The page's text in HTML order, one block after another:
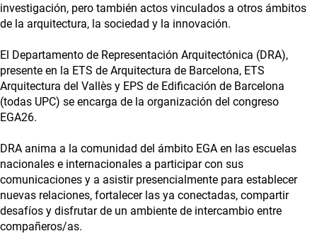
investigación, pero también actos vinculados a otros ámbitos
de la arquitectura, la sociedad y la innovación.
El Departamento de Representación Arquitectónica (DRA),
presente en la ETS de Arquitectura de Barcelona, ETS
Arquitectura del Vallès y EPS de Edificación de Barcelona
(todas UPC) se encarga de la organización del congreso
EGA26.
DRA anima a la comunidad del ámbito EGA en las escuelas
nacionales e internacionales a participar con sus
comunicaciones y a asistir presencialmente para establecer
nuevas relaciones, fortalecer las ya conectadas, compartir
desafíos y disfrutar de un ambiente de intercambio entre
compañeros/as.